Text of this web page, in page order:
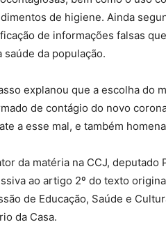
de higiene. Ainda
de informações falsas
saúde da população.
explanou que a escolha do
de contágio do novo
a esse mal, e também
da matéria na CCJ,
ao artigo 2º do texto
de Educação, Saúde e
da Casa.